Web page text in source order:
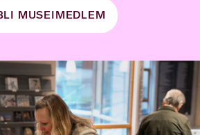
MUSEIMEDLEM